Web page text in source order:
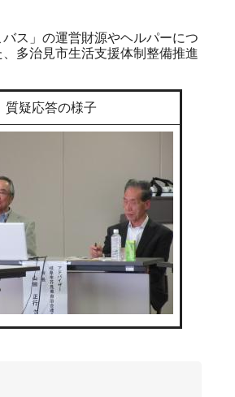
ス」の運営財源やヘルパーにつ
多治見市生活支援体制整備推進
質疑応答の様子